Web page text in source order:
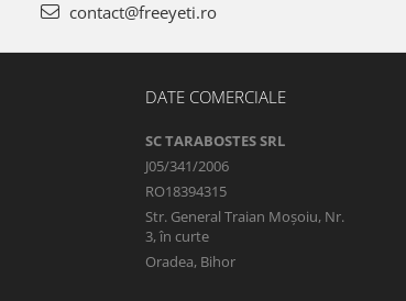
contact@freeyeti.ro
DATE COMERCIALE
SC TARABOSTES SRL
J05/341/2006
RO18394315
Str. General Traian Moșoiu, Nr.
3, în curte
Oradea, Bihor